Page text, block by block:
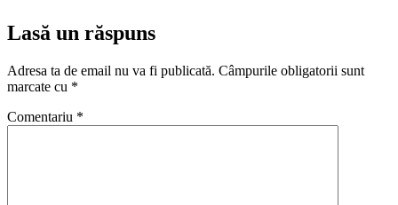
Lasă un răspuns
Adresa ta de email nu va fi publicată. Câmpurile obligatorii sunt
marcate cu *
Comentariu *